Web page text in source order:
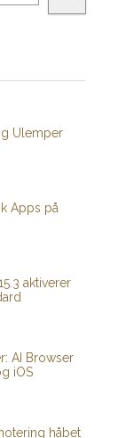
Ulemper
Apps på
aktiverer
AI Browser
iOS
håbet